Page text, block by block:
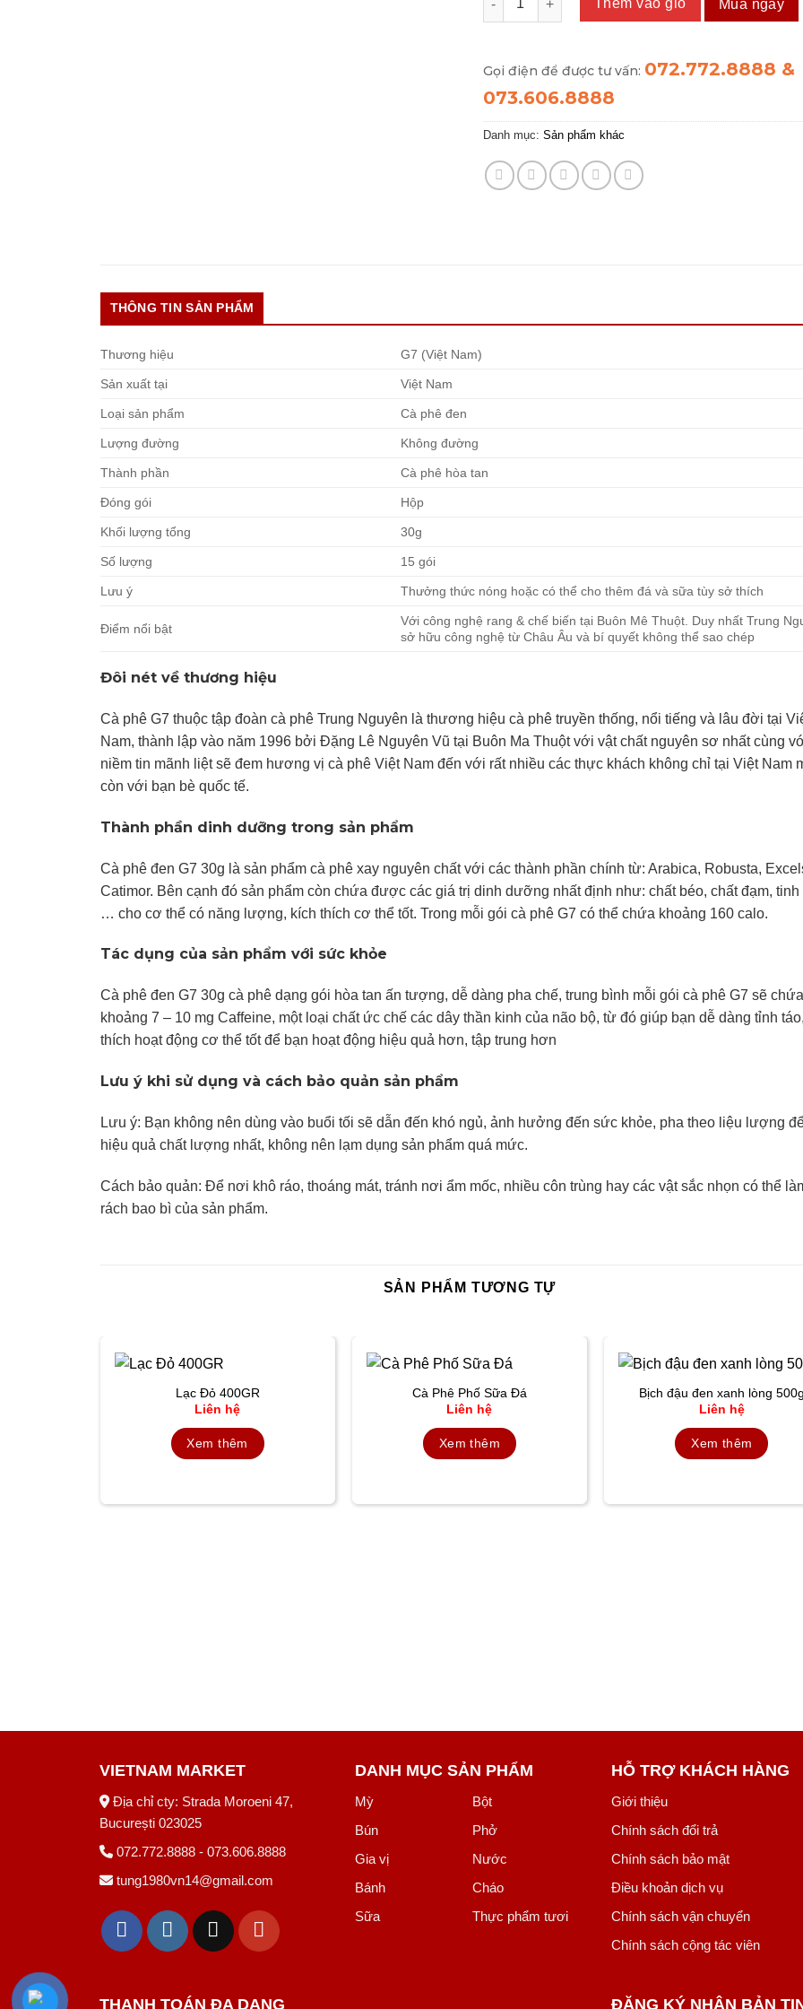
Thêm vào giỏ Mua ngay
Gọi điện để được tư vấn: 072.772.8888 &
073.606.8888
Danh mục: Sản phẩm khác
THÔNG TIN SẢN PHẨM
Thương hiệu G7 (Việt Nam)
Sản xuất tại Việt Nam
Loại sản phẩm Cà phê đen
Lượng đường Không đường
Thành phần Cà phê hòa tan
Đóng gói Hộp
Khối lượng tổng 30g
Số lượng 15 gói
Lưu ý Thưởng thức nóng hoặc có thể cho thêm đá và sữa tùy sở thích
Điểm nổi bật
Với công nghệ rang & chế biến tại Buôn Mê Thuột. Duy nhất Trung
sở hữu công nghệ từ Châu Âu và bí quyết không thể sao chép
Đôi nét về thương hiệu
Cà phê G7 thuộc tập đoàn cà phê Trung Nguyên là thương hiệu cà phê truyền thống, nổi tiếng và lâu đời tại
Nam, thành lập vào năm 1996 bởi Đặng Lê Nguyên Vũ tại Buôn Ma Thuột với vật chất nguyên sơ nhất cùng
niềm tin mãnh liệt sẽ đem hương vị cà phê Việt Nam đến với rất nhiều các thực khách không chỉ tại Việt Nam
còn với bạn bè quốc tế.
Thành phần dinh dưỡng trong sản phẩm
Cà phê đen G7 30g là sản phẩm cà phê xay nguyên chất với các thành phần chính từ: Arabica, Robusta,
Catimor. Bên cạnh đó sản phẩm còn chứa được các giá trị dinh dưỡng nhất định như: chất béo, chất đạm, tinh
… cho cơ thể có năng lượng, kích thích cơ thể tốt. Trong mỗi gói cà phê G7 có thể chứa khoảng 160 calo.
Tác dụng của sản phẩm với sức khỏe
Cà phê đen G7 30g cà phê dạng gói hòa tan ấn tượng, dễ dàng pha chế, trung bình mỗi gói cà phê G7 sẽ chứa
khoảng 7 – 10 mg Caffeine, một loại chất ức chế các dây thần kinh của não bộ, từ đó giúp bạn dễ dàng tỉnh
thích hoạt động cơ thể tốt để bạn hoạt động hiệu quả hơn, tập trung hơn
Lưu ý khi sử dụng và cách bảo quản sản phẩm
Lưu ý: Bạn không nên dùng vào buổi tối sẽ dẫn đến khó ngủ, ảnh hưởng đến sức khỏe, pha theo liệu lượng
hiệu quả chất lượng nhất, không nên lạm dụng sản phẩm quá mức.
Cách bảo quản: Để nơi khô ráo, thoáng mát, tránh nơi ẩm mốc, nhiều côn trùng hay các vật sắc nhọn có thể
rách bao bì của sản phẩm.
SẢN PHẨM TƯƠNG TỰ
Lạc Đỏ 400GR
Liên hệ
Xem thêm
Cà Phê Phố Sữa Đá
Liên hệ
Xem thêm
Bịch đậu đen xanh lòng 500g
Liên hệ
Xem thêm
VIETNAM MARKET
Địa chỉ cty: Strada Moroeni 47,
București 023025
072.772.8888 - 073.606.8888
tung1980vn14@gmail.com
DANH MỤC SẢN PHẨM
Mỳ
Bột
Bún
Phở
Gia vị
Nước
Bánh
Cháo
Sữa
Thực phẩm tươi
HỖ TRỢ KHÁCH HÀNG
Giới thiệu
Chính sách đổi trả
Chính sách bảo mật
Điều khoản dịch vụ
Chính sách vận chuyển
Chính sách cộng tác viên
THANH TOÁN ĐA DẠNG ĐĂNG KÝ NHẬN BẢN